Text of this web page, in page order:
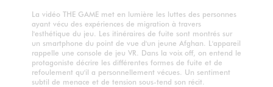
La vidéo THE GAME met en lumière les luttes des personnes
ayant vécu des expériences de migration à travers
l'esthétique du jeu. Les itinéraires de fuite sont montrés sur
un smartphone du point de vue d'un jeune Afghan. L'appareil
rappelle une console de jeu VR. Dans la voix off, on entend le
protagoniste décrire les différentes formes de fuite et de
refoulement qu'il a personnellement vécues. Un sentiment
subtil de menace et de tension sous-tend son récit.